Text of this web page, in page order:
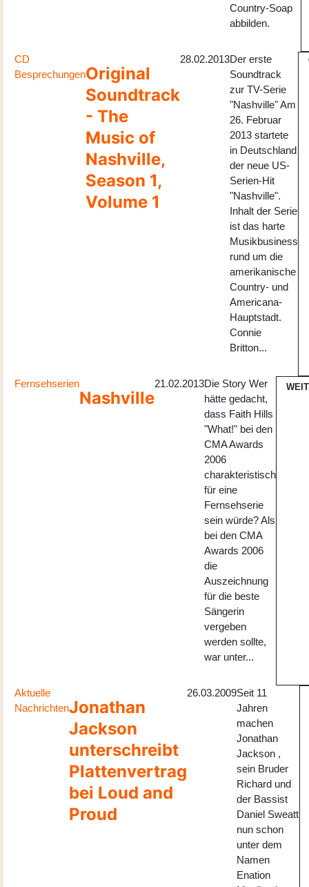
Country-Soap
abbilden.
CD
BesprechungenOriginal
Soundtrack
- The
Music of
Nashville,
Season 1,
Volume 1
28.02.2013Der erste
Soundtrack
zur TV-Serie
"Nashville" Am
26. Februar
2013 startete
in Deutschland
der neue US-
Serien-Hit
"Nashville".
Inhalt der Serie
ist das harte
Musikbusiness
rund um die
amerikanische
Country- und
Americana-
Hauptstadt.
Connie
Britton...
Fernsehserien
Nashville
21.02.2013Die Story Wer
hätte gedacht,
dass Faith Hills
"What!" bei den
CMA Awards
2006
charakteristisch
für eine
Fernsehserie
sein würde? Als
bei den CMA
Awards 2006
die
Auszeichnung
für die beste
Sängerin
vergeben
werden sollte,
war unter...
Aktuelle
NachrichtenJonathan
Jackson
unterschreibt
Plattenvertrag
bei Loud and
Proud
26.03.2009Seit 11
Jahren
machen
Jonathan
Jackson ,
sein Bruder
Richard und
der Bassist
Daniel Sweatt
nun schon
unter dem
Namen
Enation